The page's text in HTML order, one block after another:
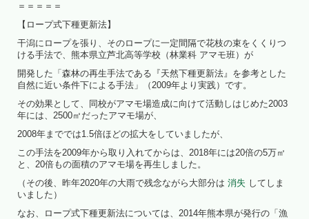
＝＝＝＝＝
【ロープ式下種更新法】
干潟にロープを張り、そのロープに一定間隔で花枝の束をくくりつ
ける手法で、熊本県立芦北高等学校（林業科 アマモ班）が
開発した「森林の再生手法である『天然下種更新法』を参考とした
自然に近い条件下による手法」（2009年より実践）です。
その効果として、同校がアマモ場造成に向けて活動しはじめた2003
年には、2500㎡だったアマモ場が、
2008年まででは1.5倍ほどの拡大をしていましたが、
この手法を2009年から取り入れてからは、2018年には20倍の5万㎡
と、20倍もの面積のアマモ場を再生しました。
（その後、昨年2020年の大雨で残念ながら大部分は 消失 してしま
いました）
なお、ロープ式下種更新法については、2014年熊本県が発行の「漁